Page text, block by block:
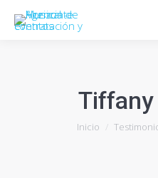
Tiffany
Estás aquí:
Inicio